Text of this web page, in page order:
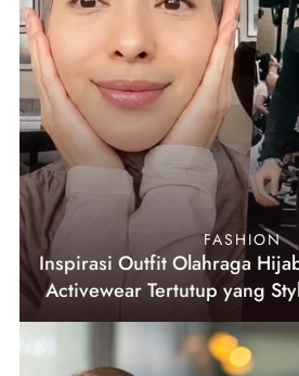
FASHION
Inspirasi Outfit Olahraga
Activewear Tertutup yang